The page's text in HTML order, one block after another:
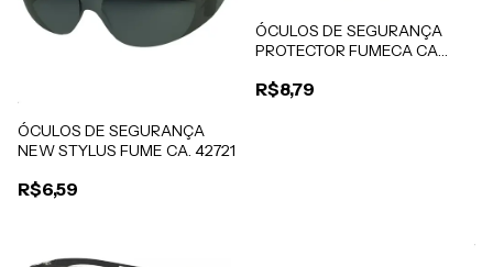
ÓCULOS DE SEGURANÇA
NEW STYLUS FUME CA. 42721
R$6,59
ÓCULOS DE SEGURANÇA
PROTECTOR FUMECA CA
R$8,79